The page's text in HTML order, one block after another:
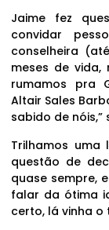
Jaime fez
convidar
conselheira
meses de
rumamos pra
Altair Sales
sabido de nóis,”
Trilhamos uma
questão de
quase sempre,
falar da ótima
certo, lá vinha o